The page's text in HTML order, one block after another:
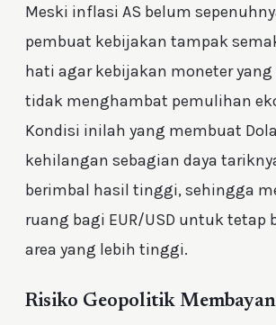
Meski inflasi AS belum
pembuat kebijakan tampak
hati agar kebijakan moneter
tidak menghambat pemulihan
Kondisi inilah yang membuat
kehilangan sebagian daya
berimbal hasil tinggi, sehingga
ruang bagi EUR/USD untuk tetap
area yang lebih tinggi.
Risiko Geopolitik